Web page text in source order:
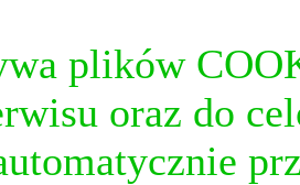
plików
oraz do